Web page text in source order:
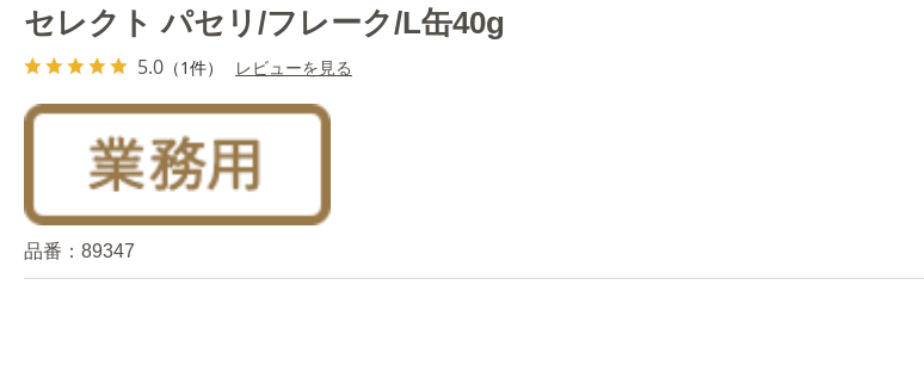
セレクト パセリ/フレーク/L缶40g
5.0 （1件） レビューを見る
品番： 89347